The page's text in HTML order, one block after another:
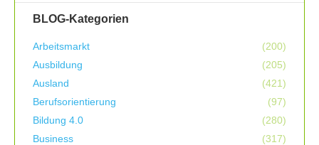
BLOG-Kategorien
Arbeitsmarkt
(200)
Ausbildung
(205)
Ausland
(421)
Berufsorientierung
(97)
Bildung 4.0
(280)
Business
(317)